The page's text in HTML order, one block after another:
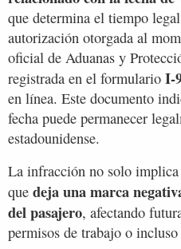
que determina el tiempo
autorización otorgada al
oficial de Aduanas y
registrada en el formulario I-
en línea. Este documento
fecha puede permanecer
estadounidense.
La infracción no solo
que deja una marca
del pasajero, afectando
permisos de trabajo o